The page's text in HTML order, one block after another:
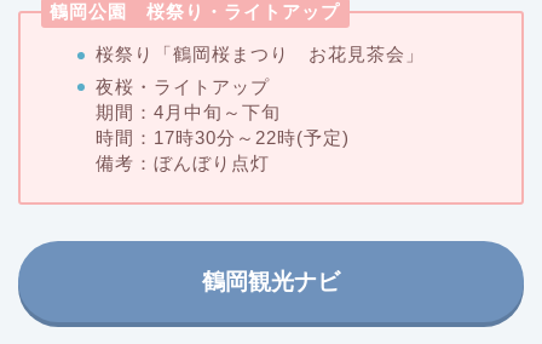
鶴岡公園 桜祭り・ライトアップ
桜祭り「鶴岡桜まつり お花見茶会」
夜桜・ライトアップ
期間：4月中旬～下旬
時間：17時30分～22時(予定)
備考：ぼんぼり点灯
鶴岡観光ナビ